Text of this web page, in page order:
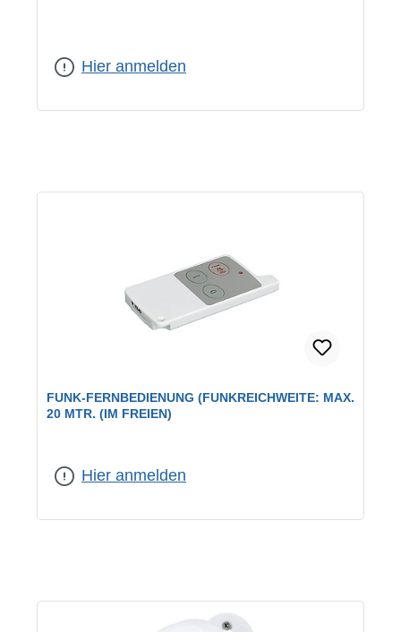
Hier anmelden
FUNK-FERNBEDIENUNG (FUNKREICHWEITE: MAX.
20 MTR. (IM FREIEN)
Hier anmelden